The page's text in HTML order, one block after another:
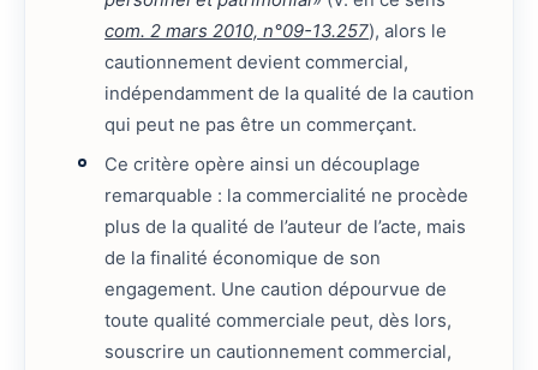
com. 2 mars 2010, n°09-13.257), alors le
cautionnement devient commercial,
indépendamment de la qualité de la caution
qui peut ne pas être un commerçant.
Ce critère opère ainsi un découplage
remarquable : la commercialité ne procède
plus de la qualité de l’auteur de l’acte, mais
de la finalité économique de son
engagement. Une caution dépourvue de
toute qualité commerciale peut, dès lors,
souscrire un cautionnement commercial,